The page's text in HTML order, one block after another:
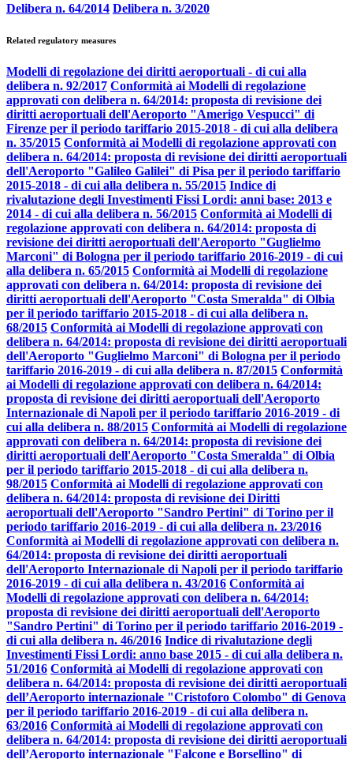
Delibera n. 64/2014 Delibera n. 3/2020
Related regulatory measures
Modelli di regolazione dei diritti aeroportuali - di cui alla
delibera n. 92/2017 Conformità ai Modelli di regolazione
approvati con delibera n. 64/2014: proposta di revisione dei
diritti aeroportuali dell'Aeroporto "Amerigo Vespucci" di
Firenze per il periodo tariffario 2015-2018 - di cui alla delibera
n. 35/2015 Conformità ai Modelli di regolazione approvati con
delibera n. 64/2014: proposta di revisione dei diritti aeroportuali
dell'Aeroporto "Galileo Galilei" di Pisa per il periodo tariffario
2015-2018 - di cui alla delibera n. 55/2015 Indice di
rivalutazione degli Investimenti Fissi Lordi: anni base: 2013 e
2014 - di cui alla delibera n. 56/2015 Conformità ai Modelli di
regolazione approvati con delibera n. 64/2014: proposta di
revisione dei diritti aeroportuali dell'Aeroporto "Guglielmo
Marconi" di Bologna per il periodo tariffario 2016-2019 - di cui
alla delibera n. 65/2015 Conformità ai Modelli di regolazione
approvati con delibera n. 64/2014: proposta di revisione dei
diritti aeroportuali dell'Aeroporto "Costa Smeralda" di Olbia
per il periodo tariffario 2015-2018 - di cui alla delibera n.
68/2015 Conformità ai Modelli di regolazione approvati con
delibera n. 64/2014: proposta di revisione dei diritti aeroportuali
dell'Aeroporto "Guglielmo Marconi" di Bologna per il periodo
tariffario 2016-2019 - di cui alla delibera n. 87/2015 Conformità
ai Modelli di regolazione approvati con delibera n. 64/2014:
proposta di revisione dei diritti aeroportuali dell'Aeroporto
Internazionale di Napoli per il periodo tariffario 2016-2019 - di
cui alla delibera n. 88/2015 Conformità ai Modelli di regolazione
approvati con delibera n. 64/2014: proposta di revisione dei
diritti aeroportuali dell'Aeroporto "Costa Smeralda" di Olbia
per il periodo tariffario 2015-2018 - di cui alla delibera n.
98/2015 Conformità ai Modelli di regolazione approvati con
delibera n. 64/2014: proposta di revisione dei Diritti
aeroportuali dell'Aeroporto "Sandro Pertini" di Torino per il
periodo tariffario 2016-2019 - di cui alla delibera n. 23/2016
Conformità ai Modelli di regolazione approvati con delibera n.
64/2014: proposta di revisione dei diritti aeroportuali
dell'Aeroporto Internazionale di Napoli per il periodo tariffario
2016-2019 - di cui alla delibera n. 43/2016 Conformità ai
Modelli di regolazione approvati con delibera n. 64/2014:
proposta di revisione dei diritti aeroportuali dell'Aeroporto
"Sandro Pertini" di Torino per il periodo tariffario 2016-2019 -
di cui alla delibera n. 46/2016 Indice di rivalutazione degli
Investimenti Fissi Lordi: anno base 2015 - di cui alla delibera n.
51/2016 Conformità ai Modelli di regolazione approvati con
delibera n. 64/2014: proposta di revisione dei diritti aeroportuali
dell’Aeroporto internazionale "Cristoforo Colombo" di Genova
per il periodo tariffario 2016-2019 - di cui alla delibera n.
63/2016 Conformità ai Modelli di regolazione approvati con
delibera n. 64/2014: proposta di revisione dei diritti aeroportuali
dell’Aeroporto internazionale "Falcone e Borsellino" di